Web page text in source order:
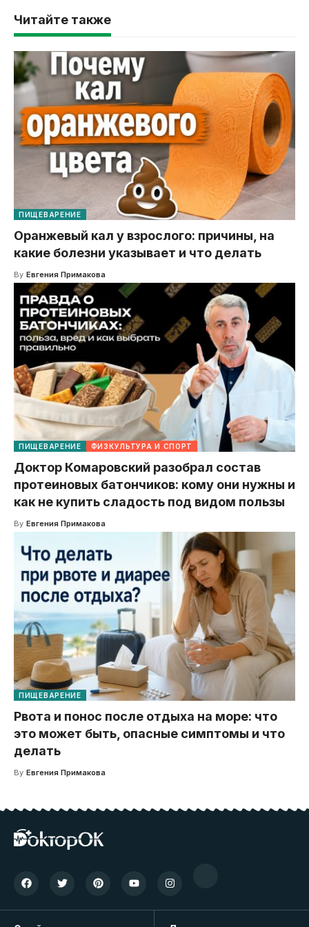
Читайте также
ПИЩЕВАРЕНИЕ
Оранжевый кал у взрослого: причины, на
какие болезни указывает и что делать
By Евгения Примакова
ПИЩЕВАРЕНИЕ ФИЗКУЛЬТУРА И СПОРТ
Доктор Комаровский разобрал состав
протеиновых батончиков: кому они нужны и
как не купить сладость под видом пользы
By Евгения Примакова
ПИЩЕВАРЕНИЕ
Рвота и понос после отдыха на море: что
это может быть, опасные симптомы и что
делать
By Евгения Примакова